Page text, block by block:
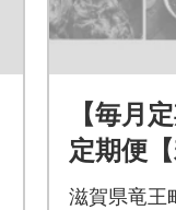
【毎月
定期便
全3回
滋賀県竜王